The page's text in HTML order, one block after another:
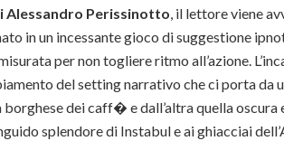
Alessandro Perissinotto, il lettore viene
in un incessante gioco di suggestione
per non togliere ritmo all’azione.
del setting narrativo che ci porta da
dei caff� e dall’altra quella oscura
splendore di Instabul e ai ghiacciai